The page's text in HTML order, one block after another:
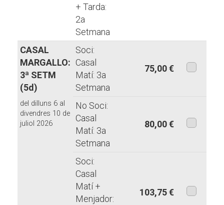
+ Tarda:
2a
Setmana
CASAL
MARGALLO:
3ª SETM
(5d)
del dilluns 6 al
divendres 10 de
juliol 2026
Soci:
Casal
Matí: 3a
Setmana
75,00 €
No Soci:
Casal
Matí: 3a
Setmana
80,00 €
Soci:
Casal
Matí +
Menjador:
103,75 €